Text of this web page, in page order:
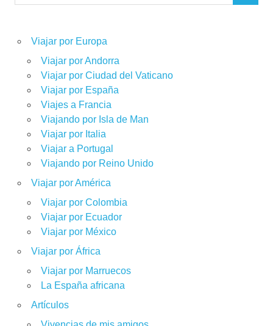
Viajar por Europa
Viajar por Andorra
Viajar por Ciudad del Vaticano
Viajar por España
Viajes a Francia
Viajando por Isla de Man
Viajar por Italia
Viajar a Portugal
Viajando por Reino Unido
Viajar por América
Viajar por Colombia
Viajar por Ecuador
Viajar por México
Viajar por África
Viajar por Marruecos
La España africana
Artículos